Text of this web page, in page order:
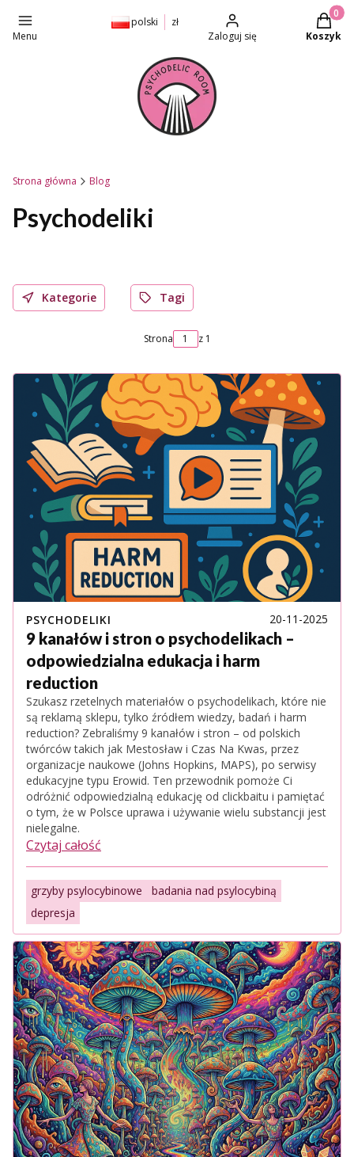
Menu
polski
zł
Zaloguj się
Koszyk
Strona główna Blog
Psychodeliki
Kategorie Tagi
Strona z 1
PSYCHODELIKI 20-11-2025
9 kanałów i stron o psychodelikach –
odpowiedzialna edukacja i harm
reduction
Szukasz rzetelnych materiałów o psychodelikach, które nie
są reklamą sklepu, tylko źródłem wiedzy, badań i harm
reduction? Zebraliśmy 9 kanałów i stron – od polskich
twórców takich jak Mestosław i Czas Na Kwas, przez
organizacje naukowe (Johns Hopkins, MAPS), po serwisy
edukacyjne typu Erowid. Ten przewodnik pomoże Ci
odróżnić odpowiedzialną edukację od clickbaitu i pamiętać
o tym, że w Polsce uprawa i używanie wielu substancji jest
nielegalne.
Czytaj całość
grzyby psylocybinowe
badania nad psylocybiną
depresja